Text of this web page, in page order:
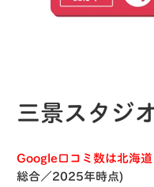
三景スタジ
Google口コミ数は北海道
総合／2025年時点)